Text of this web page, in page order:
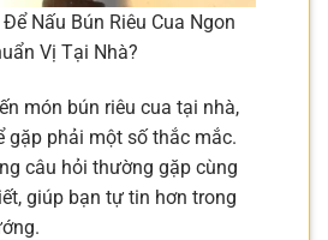
Nấu Bún Riêu Cua Ngon
Vị Tại Nhà?
món bún riêu cua tại nhà,
gặp phải một số thắc mắc.
câu hỏi thường gặp cùng
giúp bạn tự tin hơn trong